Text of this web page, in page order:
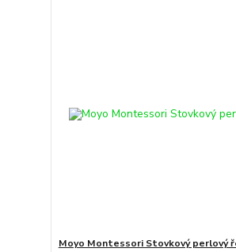
Moyo Montessori Stovkový perlový